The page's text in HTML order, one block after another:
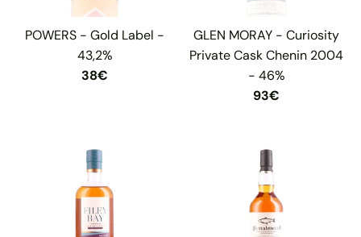
POWERS - Gold Label -
43,2%
38€
GLEN MORAY - Curiosity
Private Cask Chenin 2004
- 46%
93€